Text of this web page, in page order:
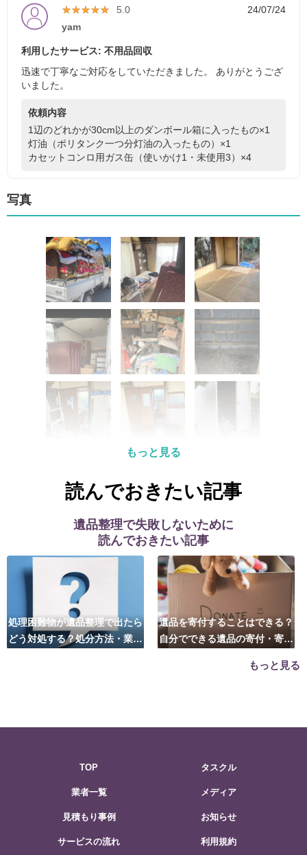
★★★★★
★★★★★ 5.0
24/07/24
yam
利用したサービス: 不用品回収
迅速で丁寧なご対応をしていただきました。 ありがとうござ
いました。
依頼内容
1辺のどれかが30cm以上のダンボール箱に入ったもの×1
灯油（ポリタンク一つ分灯油の入ったもの）×1
カセットコンロ用ガス缶（使いかけ1・未使用3）×4
写真
もっと見る
読んでおきたい記事
遺品整理で失敗しないために
読んでおきたい記事
処理困難物が遺品整理で出たら
どう対処する？処分方法・業者
遺品を寄付することはできる？
自分でできる遺品の寄付・寄贈
もっと見る
TOP
業者一覧
見積もり事例
サービスの流れ
タスクル
メディア
お知らせ
利用規約